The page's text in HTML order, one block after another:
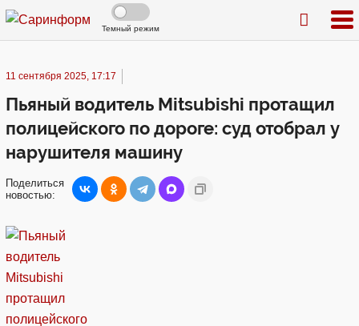
Темный режим
11 сентября 2025, 17:17
Пьяный водитель Mitsubishi протащил
полицейского по дороге: суд отобрал у
нарушителя машину
Поделиться
новостью: